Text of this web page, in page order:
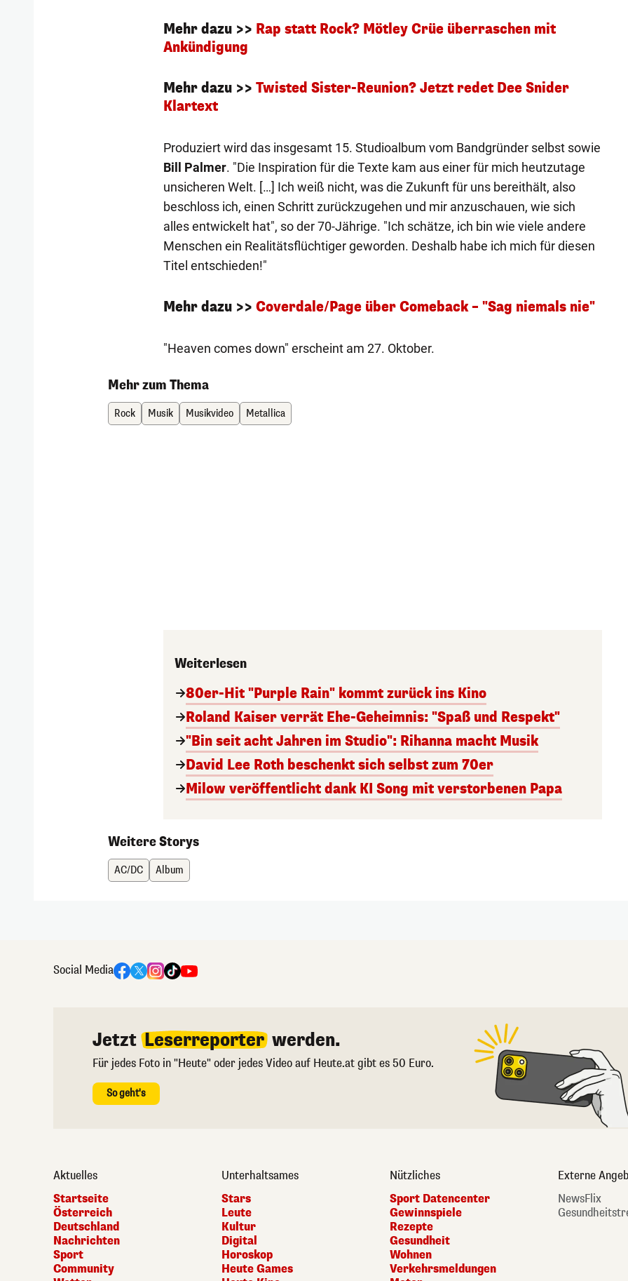
Mehr dazu >> Rap statt Rock? Mötley Crüe überraschen mit
Ankündigung
Mehr dazu >> Twisted Sister-Reunion? Jetzt redet Dee Snider
Klartext
Produziert wird das insgesamt 15. Studioalbum vom Bandgründer selbst sowie
Bill Palmer. "Die Inspiration für die Texte kam aus einer für mich heutzutage
unsicheren Welt. […] Ich weiß nicht, was die Zukunft für uns bereithält, also
beschloss ich, einen Schritt zurückzugehen und mir anzuschauen, wie sich
alles entwickelt hat", so der 70-Jährige. "Ich schätze, ich bin wie viele andere
Menschen ein Realitätsflüchtiger geworden. Deshalb habe ich mich für diesen
Titel entschieden!"
Mehr dazu >> Coverdale/Page über Comeback – "Sag niemals nie"
"Heaven comes down" erscheint am 27. Oktober.
Mehr zum Thema
Rock Musik Musikvideo Metallica
Weiterlesen
80er-Hit "Purple Rain" kommt zurück ins Kino
Roland Kaiser verrät Ehe-Geheimnis: "Spaß und Respekt"
"Bin seit acht Jahren im Studio": Rihanna macht Musik
David Lee Roth beschenkt sich selbst zum 70er
Milow veröffentlicht dank KI Song mit verstorbenen Papa
Weitere Storys
AC/DC Album
Social Media
Jetzt Leserreporter werden.
Für jedes Foto in "Heute" oder jedes Video auf Heute.at gibt es 50 Euro.
So geht's
Aktuelles
Startseite
Österreich
Deutschland
Nachrichten
Sport
Community
Unterhaltsames
Stars
Leute
Kultur
Digital
Horoskop
Heute Games
Nützliches
Sport Datencenter
Gewinnspiele
Rezepte
Gesundheit
Wohnen
Verkehrsmeldungen
Externe
NewsFlix